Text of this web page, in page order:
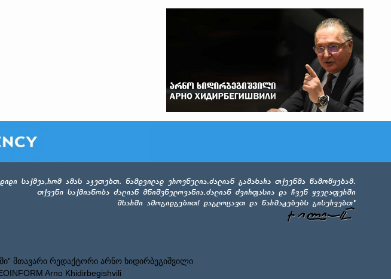
მთავარი რედაქტორი არნო ხიდირბეგიშვილი
Arno Khidirbegishvili